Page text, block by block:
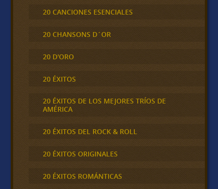
20 CANCIONES ESENCIALES
20 CHANSONS D´OR
20 D'ORO
20 ÉXITOS
20 ÉXITOS DE LOS MEJORES TRÍOS DE
AMÉRICA
20 ÉXITOS DEL ROCK & ROLL
20 ÉXITOS ORIGINALES
20 ÉXITOS ROMÁNTICAS